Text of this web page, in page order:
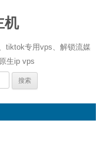
机
tiktok专用vps、解锁流媒
生ip vps